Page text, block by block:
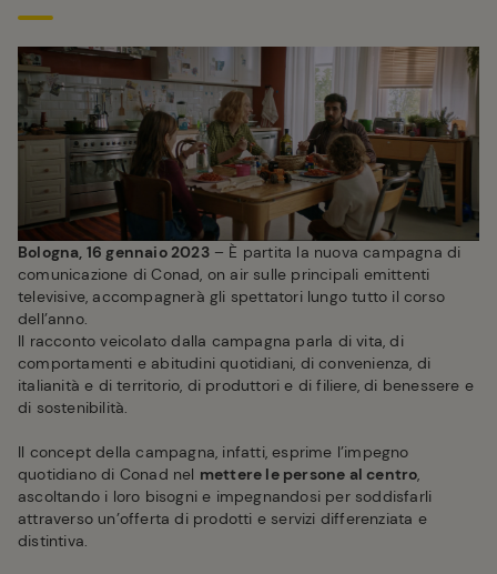
Bologna, 16 gennaio 2023– È partita la nuova campagna di
comunicazione di Conad, on air sulle principali emittenti
televisive, accompagnerà gli spettatori lungo tutto il corso
dell’anno.
Il racconto veicolato dalla campagna parla di vita, di
comportamenti e abitudini quotidiani, di convenienza, di
italianità e di territorio, di produttori e di filiere, di benessere e
di sostenibilità.
Il concept della campagna, infatti, esprime l’impegno
quotidiano di Conad nel mettere le persone al centro,
ascoltando i loro bisogni e impegnandosi per soddisfarli
attraverso un’offerta di prodotti e servizi differenziata e
distintiva.